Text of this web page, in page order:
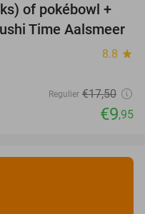
43%
of pokébowl +
Time Aalsmeer
8.8 star
Regulier €17,50
€9,95